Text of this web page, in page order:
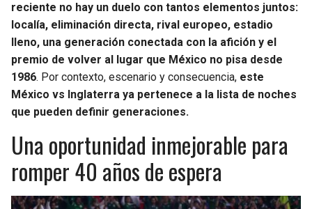
FALCONS
PANTHERS
SAINTS
BUCCANEERS
TRAIL BLAZERS
JAZZ
reciente no hay un duelo con tantos elementos juntos:
localía, eliminación directa, rival europeo, estadio
lleno, una generación conectada con la afición y el
premio de volver al lugar que México no pisa desde
1986. Por contexto, escenario y consecuencia, este
México vs Inglaterra ya pertenece a la lista de noches
que pueden definir generaciones.
Una oportunidad inmejorable para
romper 40 años de espera